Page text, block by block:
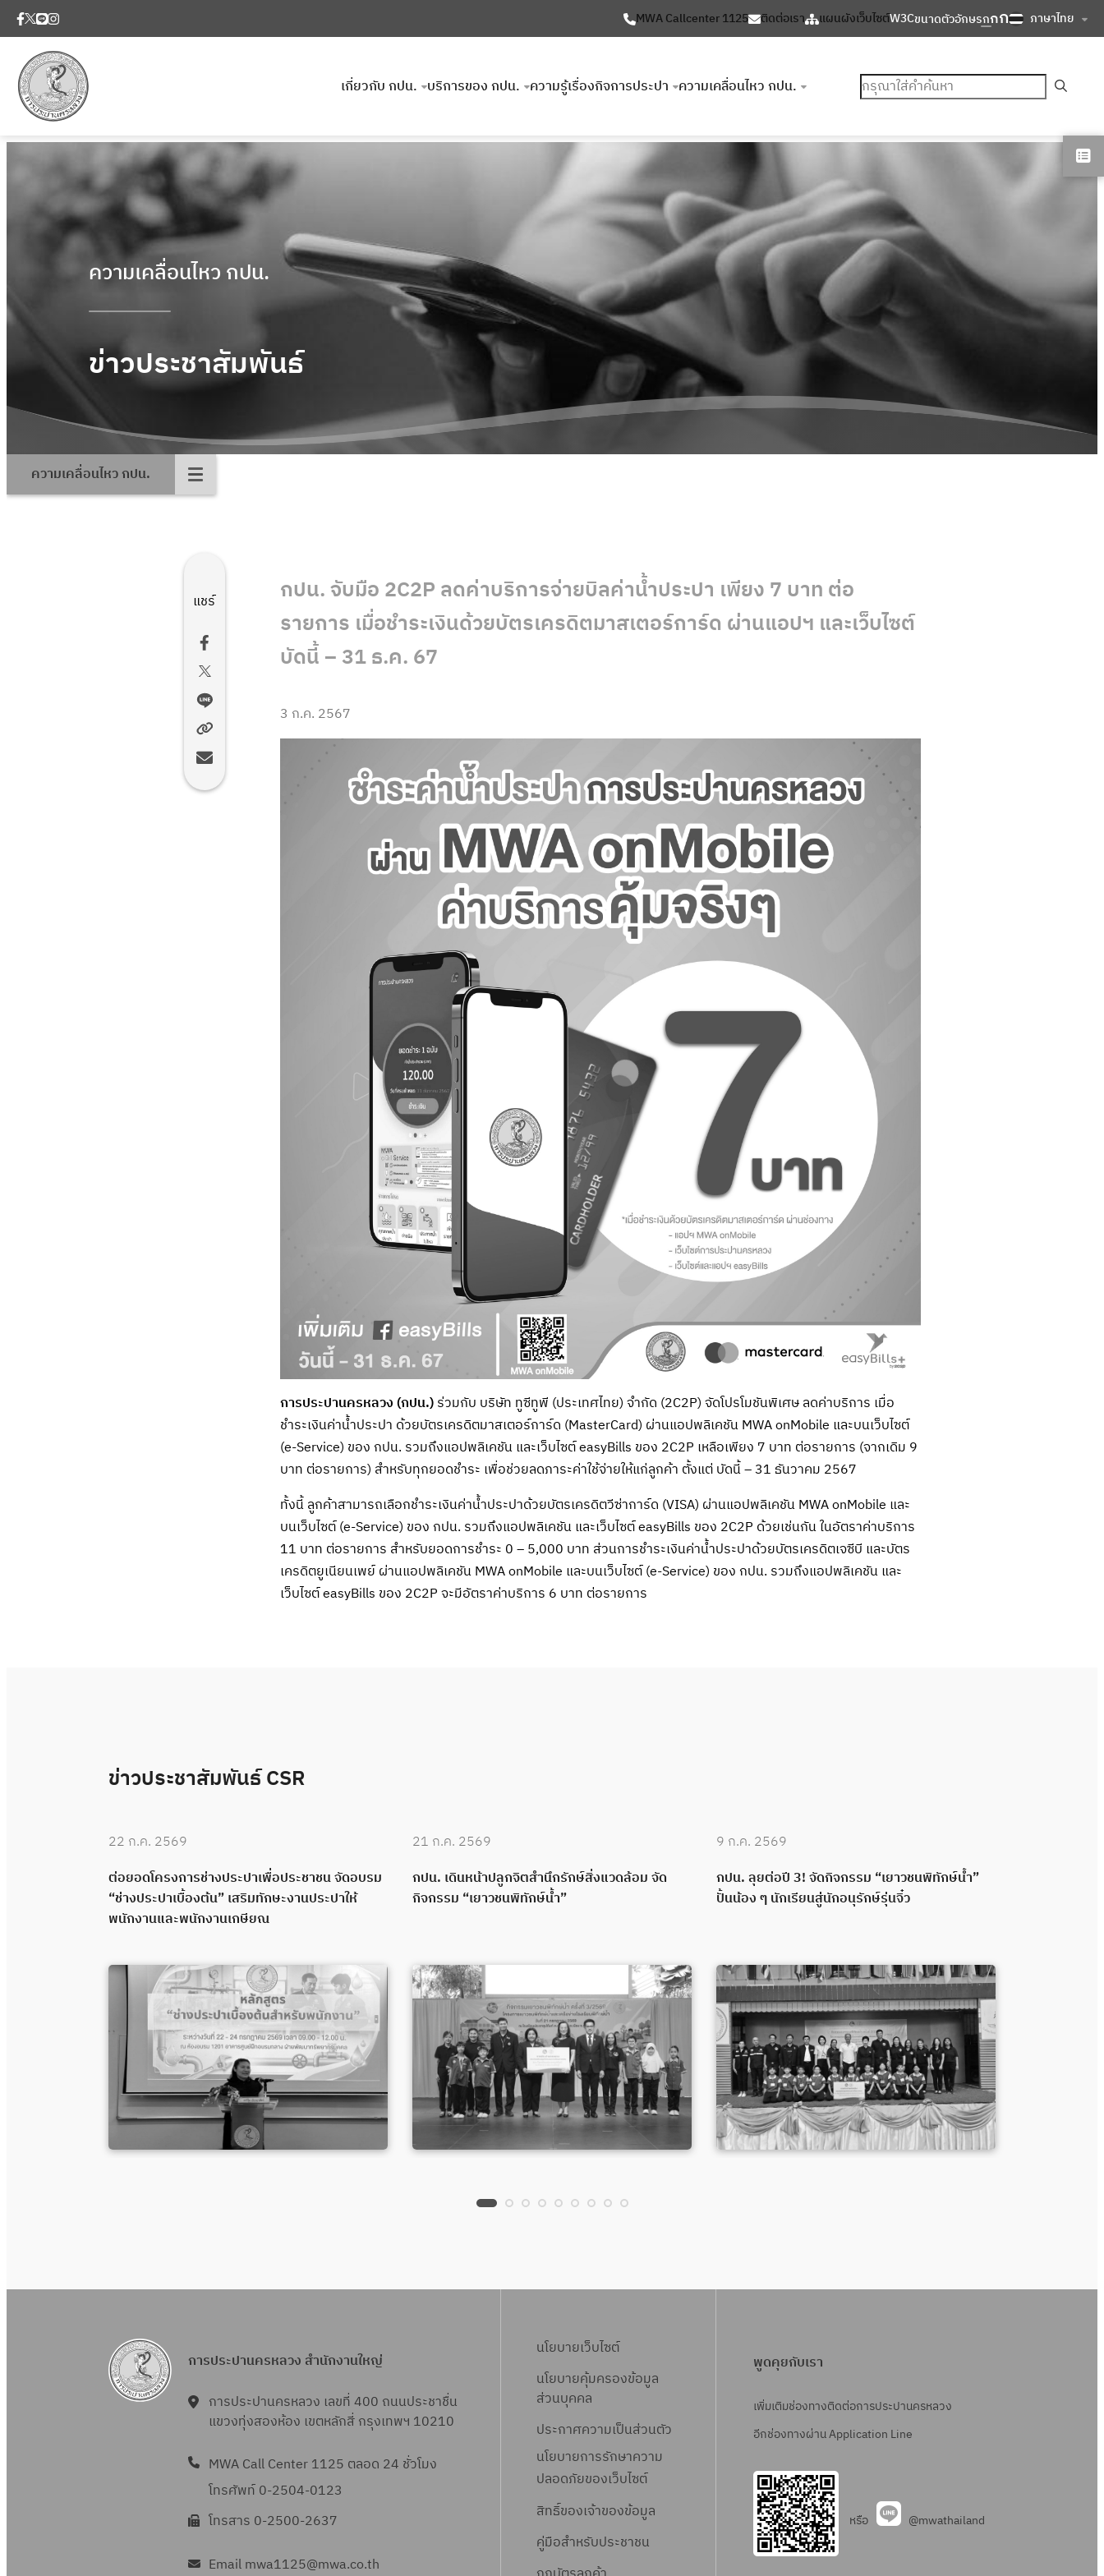
MWA Callcenter 1125 ติดต่อเรา แผนผังเว็บไซต์W3Cขนาดตัวอักษรกกก ภาษาไทย
เกี่ยวกับ กปน. บริการของ กปน. ความรู้เรื่องกิจการประปา ความเคลื่อนไหว กปน. ค้นหา
ความเคลื่อนไหว กปน.
ข่าวประชาสัมพันธ์
ความเคลื่อนไหว กปน.
แชร์
กปน. จับมือ 2C2P ลดค่าบริการจ่ายบิลค่าน้ำประปา เพียง 7 บาท ต่อ
รายการ เมื่อชำระเงินด้วยบัตรเครดิตมาสเตอร์การ์ด ผ่านแอปฯ และเว็บไซต์
บัดนี้ – 31 ธ.ค. 67
3 ก.ค. 2567
การประปานครหลวง (กปน.)ร่วมกับ บริษัท ทูซีทูพี (ประเทศไทย) จำกัด (2C2P) จัดโปรโมชันพิเศษ ลดค่าบริการ เมื่อ
ชำระเงินค่าน้ำประปา ด้วยบัตรเครดิตมาสเตอร์การ์ด (MasterCard) ผ่านแอปพลิเคชัน MWA onMobile และบนเว็บไซต์
(e-Service) ของ กปน. รวมถึงแอปพลิเคชัน และเว็บไซต์ easyBills ของ 2C2P เหลือเพียง 7 บาท ต่อรายการ (จากเดิม 9
บาท ต่อรายการ) สำหรับทุกยอดชำระ เพื่อช่วยลดภาระค่าใช้จ่ายให้แก่ลูกค้า ตั้งแต่ บัดนี้ – 31 ธันวาคม 2567
ทั้งนี้ ลูกค้าสามารถเลือกชำระเงินค่าน้ำประปาด้วยบัตรเครดิตวีซ่าการ์ด (VISA) ผ่านแอปพลิเคชัน MWA onMobile และ
บนเว็บไซต์ (e-Service) ของ กปน. รวมถึงแอปพลิเคชัน และเว็บไซต์ easyBills ของ 2C2P ด้วยเช่นกัน ในอัตราค่าบริการ
11 บาท ต่อรายการ สำหรับยอดการชำระ 0 – 5,000 บาท ส่วนการชำระเงินค่าน้ำประปาด้วยบัตรเครดิตเจซีบี และบัตร
เครดิตยูเนียนเพย์ ผ่านแอปพลิเคชัน MWA onMobile และบนเว็บไซต์ (e-Service) ของ กปน. รวมถึงแอปพลิเคชัน และ
เว็บไซต์ easyBills ของ 2C2P จะมีอัตราค่าบริการ 6 บาท ต่อรายการ
ข่าวประชาสัมพันธ์ CSR
22 ก.ค. 2569
ต่อยอดโครงการช่างประปาเพื่อประชาชน จัดอบรม
“ช่างประปาเบื้องต้น” เสริมทักษะงานประปาให้
พนักงานและพนักงานเกษียณ
21 ก.ค. 2569
กปน. เดินหน้าปลูกจิตสำนึกรักษ์สิ่งแวดล้อม จัด
กิจกรรม “เยาวชนพิทักษ์น้ำ”
9 ก.ค. 2569
กปน. ลุยต่อปี 3! จัดกิจกรรม “เยาวชนพิทักษ์น้ำ”
ปั้นน้อง ๆ นักเรียนสู่นักอนุรักษ์รุ่นจิ๋ว
การประปานครหลวง สำนักงานใหญ่
การประปานครหลวง เลขที่ 400 ถนนประชาชื่น
แขวงทุ่งสองห้อง เขตหลักสี่ กรุงเทพฯ 10210
MWA Call Center 1125 ตลอด 24 ชั่วโมง
โทรศัพท์ 0-2504-0123
โทรสาร 0-2500-2637
Email mwa1125@mwa.co.th
นโยบายเว็บไซต์
นโยบายคุ้มครองข้อมูล
ส่วนบุคคล
ประกาศความเป็นส่วนตัว
นโยบายการรักษาความ
ปลอดภัยของเว็บไซต์
สิทธิ์ของเจ้าของข้อมูล
คู่มือสำหรับประชาชน
พูดคุยกับเรา
เพิ่มเติมช่องทางติดต่อการประปานครหลวง
อีกช่องทางผ่าน Application Line
หรือ @mwathailand